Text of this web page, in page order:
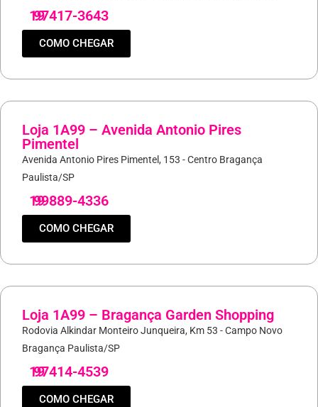
19
97417-3643
COMO CHEGAR
Loja 1A99 – Avenida Antonio Pires
Pimentel
Avenida Antonio Pires Pimentel, 153 - Centro Bragança
Paulista/SP
19
99889-4336
COMO CHEGAR
Loja 1A99 – Bragança Garden Shopping
Rodovia Alkindar Monteiro Junqueira, Km 53 - Campo Novo
Bragança Paulista/SP
19
97414-4539
COMO CHEGAR